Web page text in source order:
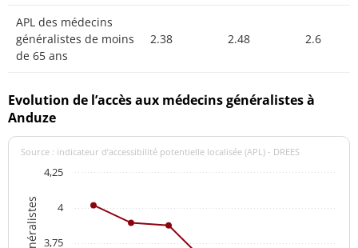
APL des médecins
généralistes de moins
de 65 ans
2.38 2.48 2.6
Evolution de l’accès aux médecins généralistes à
Anduze
Source : indicateur d’accessibilité potentielle localisée (APL) - DREES
3,75
4
4,25